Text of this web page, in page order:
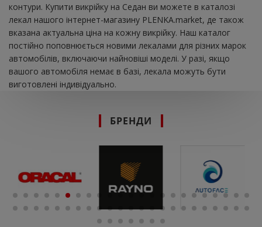
контури. Купити викрійку на Седан ви можете в каталозі
лекал нашого інтернет-магазину PLENKA.market, де також
вказана актуальна ціна на кожну викрійку. Наш каталог
постійно поповнюється новими лекалами для різних марок
автомобілів, включаючи найновіші моделі. У разі, якщо
вашого автомобіля немає в базі, лекала можуть бути
виготовлені індивідуально.
БРЕНДИ